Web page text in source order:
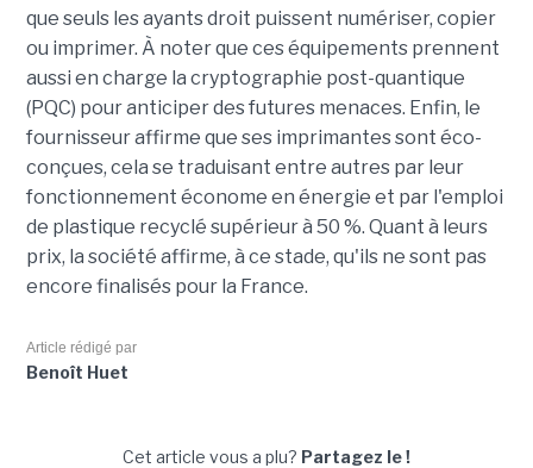
que seuls les ayants droit puissent numériser, copier
ou imprimer. À noter que ces équipements prennent
aussi en charge la cryptographie post-quantique
(PQC) pour anticiper des futures menaces. Enfin, le
fournisseur affirme que ses imprimantes sont éco-
conçues, cela se traduisant entre autres par leur
fonctionnement économe en énergie et par l'emploi
de plastique recyclé supérieur à 50 %. Quant à leurs
prix, la société affirme, à ce stade, qu'ils ne sont pas
encore finalisés pour la France.
Article rédigé par
Benoît Huet
Cet article vous a plu? Partagez le !